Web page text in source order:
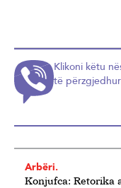
Klikoni këtu
të
Arbëri.
Konjufca: Retorika